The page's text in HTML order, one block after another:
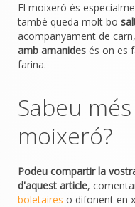
El moixeró és
també queda molt bo
acompanyament de
amb amanides és on es
farina.
Sabeu
moixeró?
Podeu compartir la
d'aquest article,
boletaires o difonent en